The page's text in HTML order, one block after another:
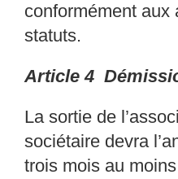
conformément aux
statuts.
Article 4
La sortie de
sociétaire devra
trois mois au moins